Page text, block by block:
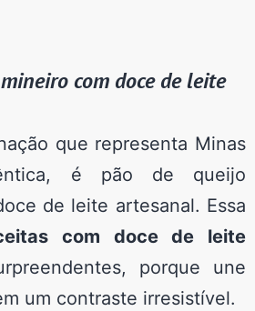
com doce de leite
que representa Minas
é pão de queijo
de leite artesanal. Essa
com doce de leite
porque une
um contraste irresistível.